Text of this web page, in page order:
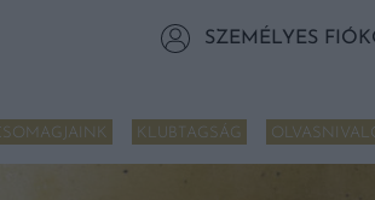
SZEMÉLYES
KLUBTAGSÁG